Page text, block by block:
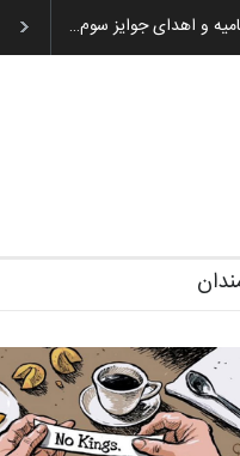
گزارش تصویری آیین